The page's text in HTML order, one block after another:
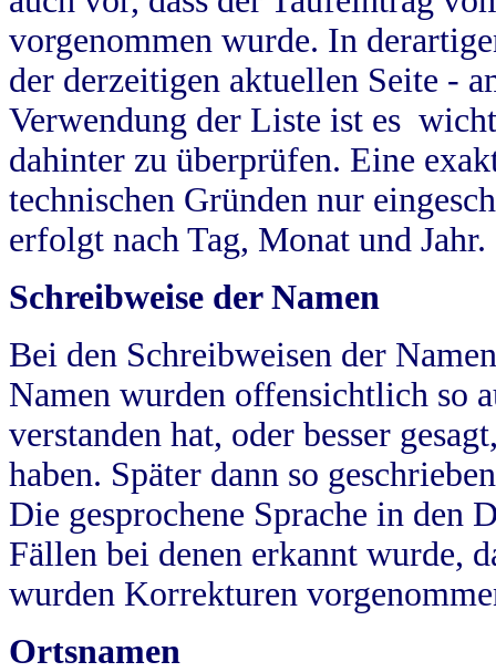
vorgenommen wurde. In
der derzeitigen aktuellen Seite -
Verwendung der Liste ist es
dahinter zu überprüfen. Eine
technischen Gründen nur
erfolgt nach Tag, Monat und Jahr.
Schreibweise der Namen
Bei den Schreibweisen der
Namen wurden offensichtlich so
verstanden hat, oder besser
haben. Später dann so
Die gesprochene Sprache in
Fällen bei denen erkannt wurde,
wurden Korrekturen
Ortsnamen